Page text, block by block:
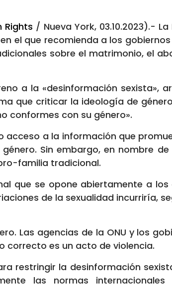
Rights / Nueva York, 03.10.2023).-
en el que recomienda a los
sobre el matrimonio, el
a la «desinformación sexista»,
que criticar la ideología de
conformes con su género».
a la información que
Sin embargo, en nombre de
familia tradicional.
que se opone abiertamente a los
de la sexualidad incurriría,
Las agencias de la ONU y los
correcto es un acto de violencia.
restringir la desinformación
las normas internacionales